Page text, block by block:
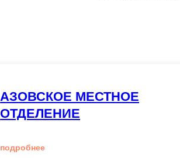
АЗОВСКОЕ МЕСТНОЕ
ОТДЕЛЕНИЕ
подробнее